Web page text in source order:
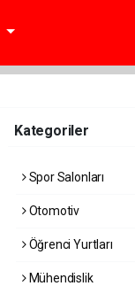
Kategoriler
Spor Salonları
Otomotiv
Öğrenci Yurtları
Mühendislik